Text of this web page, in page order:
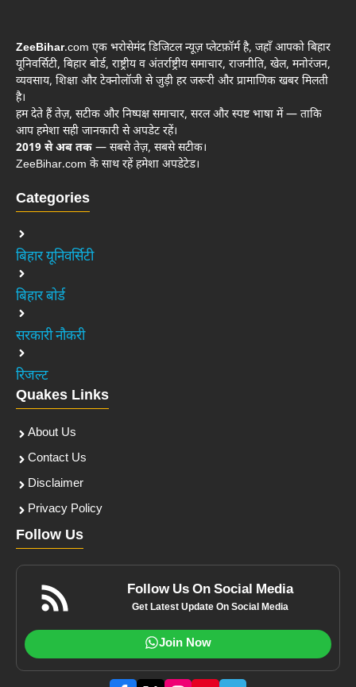
ZeeBihar.com एक भरोसेमंद डिजिटल न्यूज़ प्लेटफ़ॉर्म है, जहाँ आपको बिहार
यूनिवर्सिटी, बिहार बोर्ड, राष्ट्रीय व अंतर्राष्ट्रीय समाचार, राजनीति, खेल, मनोरंजन,
व्यवसाय, शिक्षा और टेक्नोलॉजी से जुड़ी हर जरूरी और प्रामाणिक खबर मिलती
है।
हम देते हैं तेज़, सटीक और निष्पक्ष समाचार, सरल और स्पष्ट भाषा में — ताकि
आप हमेशा सही जानकारी से अपडेट रहें।
2019 से अब तक — सबसे तेज़, सबसे सटीक।
ZeeBihar.com के साथ रहें हमेशा अपडेटेड।
Categories
बिहार यूनिवर्सिटी
बिहार बोर्ड
सरकारी नौकरी
रिजल्ट
Quakes Links
About Us
Contact Us
Disclaimer
Privacy Policy
Follow Us
Follow Us On Social Media
Get Latest Update On Social Media
Join Now